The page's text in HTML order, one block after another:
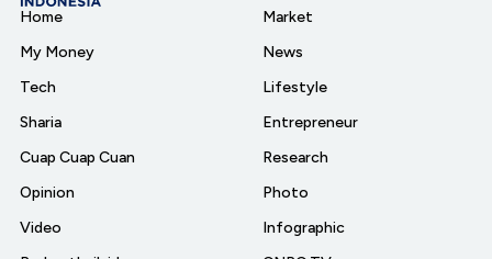
Home
My Money
Tech
Sharia
Cuap Cuap Cuan
Opinion
Video
Market
News
Lifestyle
Entrepreneur
Research
Photo
Infographic